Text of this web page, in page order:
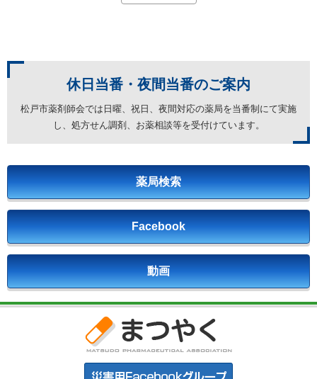
休日当番・夜間当番のご案内
松戸市薬剤師会では日曜、祝日、夜間対応の薬局を当番制にて実施
し、処方せん調剤、お薬相談等を受付けています。
薬局検索
Facebook
動画